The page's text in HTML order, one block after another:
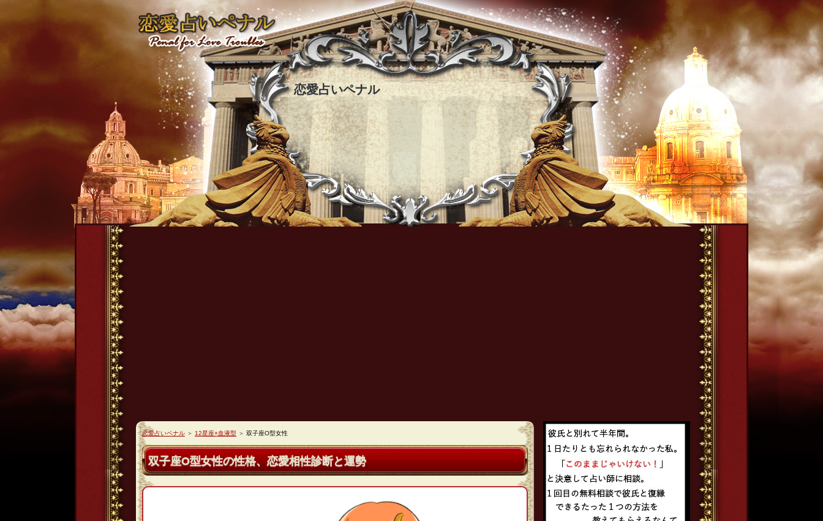
恋愛占いペナル
恋愛占いペナル ＞ 12星座×血液型 ＞ 双子座O型女性
双子座O型女性の性格、恋愛相性診断と運勢